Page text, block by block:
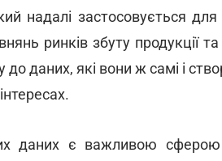
надалі застосовується
ринків збуту продукції
даних, які вони ж самі і
даних є важливою